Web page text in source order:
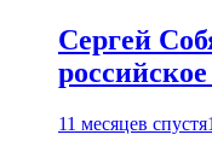
Сергей
11 месяцев спустя